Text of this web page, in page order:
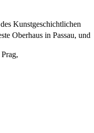
Kunstgeschichtlichen
Oberhaus in Passau, und